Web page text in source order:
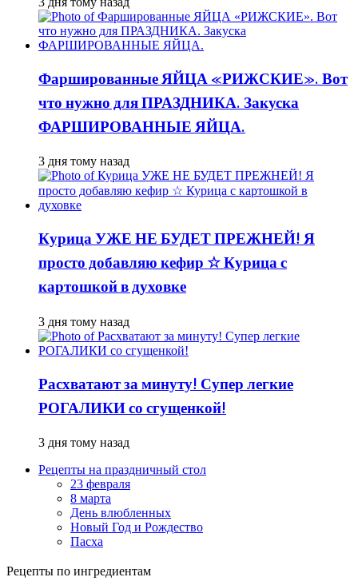
Фаршированные ЯЙЦА «РИЖСКИЕ». Вот
что нужно для ПРАЗДНИКА. Закуска
ФАРШИРОВАННЫЕ ЯЙЦА.
3 дня тому назад
Курица УЖЕ НЕ БУДЕТ ПРЕЖНЕЙ! Я
просто добавляю кефир ☆ Курица с
картошкой в духовке
3 дня тому назад
Расхватают за минуту! Супер легкие
РОГАЛИКИ со сгущенкой!
3 дня тому назад
Рецепты на праздничный стол
23 февраля
8 марта
День влюбленных
Новый Год и Рождество
Пасха
Рецепты по ингредиентам